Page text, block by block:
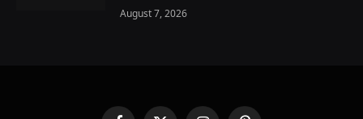
August 7, 2026